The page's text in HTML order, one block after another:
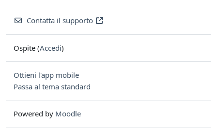
Contatta il supporto
Ospite (Accedi)
Ottieni l'app mobile
Passa al tema standard
Powered by Moodle